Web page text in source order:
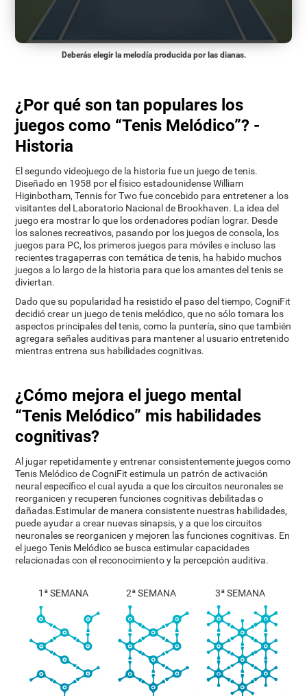
Deberás elegir la melodía producida por las dianas.
¿Por qué son tan populares los
juegos como “Tenis Melódico”? -
Historia
El segundo videojuego de la historia fue un juego de tenis.
Diseñado en 1958 por el físico estadounidense William
Higinbotham, Tennis for Two fue concebido para entretener a los
visitantes del Laboratorio Nacional de Brookhaven. La idea del
juego era mostrar lo que los ordenadores podían lograr. Desde
los salones recreativos, pasando por los juegos de consola, los
juegos para PC, los primeros juegos para móviles e incluso las
recientes tragaperras con temática de tenis, ha habido muchos
juegos a lo largo de la historia para que los amantes del tenis se
diviertan.
Dado que su popularidad ha resistido el paso del tiempo, CogniFit
decidió crear un juego de tenis melódico, que no sólo tomara los
aspectos principales del tenis, como la puntería, sino que también
agregara señales auditivas para mantener al usuario entretenido
mientras entrena sus habilidades cognitivas.
¿Cómo mejora el juego mental
“Tenis Melódico” mis habilidades
cognitivas?
Al jugar repetidamente y entrenar consistentemente juegos como
Tenis Melódico de CogniFit estimula un patrón de activación
neural específico el cual ayuda a que los circuitos neuronales se
reorganicen y recuperen funciones cognitivas debilitadas o
dañadas.Estimular de manera consistente nuestras habilidades,
puede ayudar a crear nuevas sinapsis, y a que los circuitos
neuronales se reorganicen y mejoren las funciones cognitivas. En
el juego Tenis Melódico se busca estimular capacidades
relacionadas con el reconocimiento y la percepción auditiva.
1ª SEMANA 2ª SEMANA 3ª SEMANA